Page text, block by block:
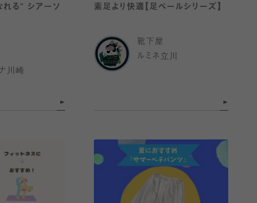
れる" シアーソ
川崎
素足より快適【足ベールシリーズ】
靴下屋
ルミネ立川